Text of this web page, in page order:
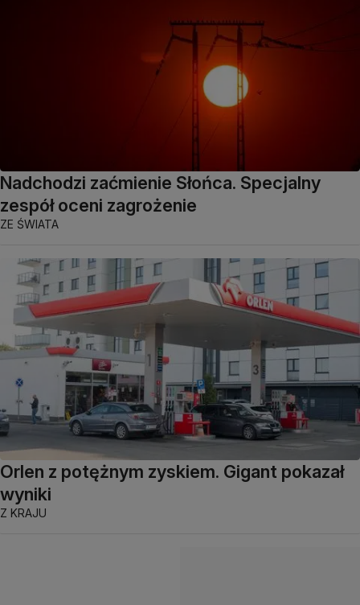
Nadchodzi zaćmienie Słońca. Specjalny
zespół oceni zagrożenie
ZE ŚWIATA
Orlen z potężnym zyskiem. Gigant pokazał
wyniki
Z KRAJU